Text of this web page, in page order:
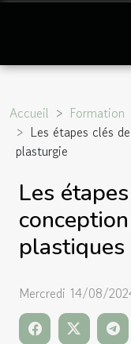
Accueil
Formation
Les étapes clés
plasturgie
Les
Mercredi 14/08/